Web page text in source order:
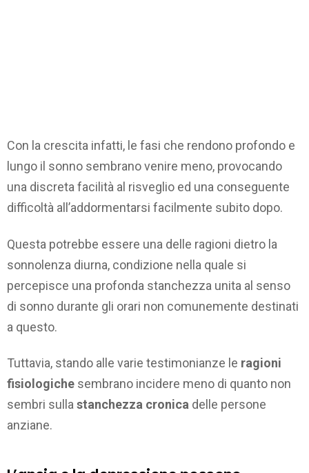
Con la crescita infatti, le fasi che rendono profondo e
lungo il sonno sembrano venire meno, provocando
una discreta facilità al risveglio ed una conseguente
difficoltà all’addormentarsi facilmente subito dopo.
Questa potrebbe essere una delle ragioni dietro la
sonnolenza diurna, condizione nella quale si
percepisce una profonda stanchezza unita al senso
di sonno durante gli orari non comunemente destinati
a questo.
Tuttavia, stando alle varie testimonianze le ragioni
fisiologiche sembrano incidere meno di quanto non
sembri sulla stanchezza cronica delle persone
anziane.